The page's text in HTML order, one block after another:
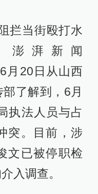
拦当街殴打水
澎湃新闻
月20日从山西
了解到，6月
执法人员与占
突。目前，涉
文已被停职检
入调查。